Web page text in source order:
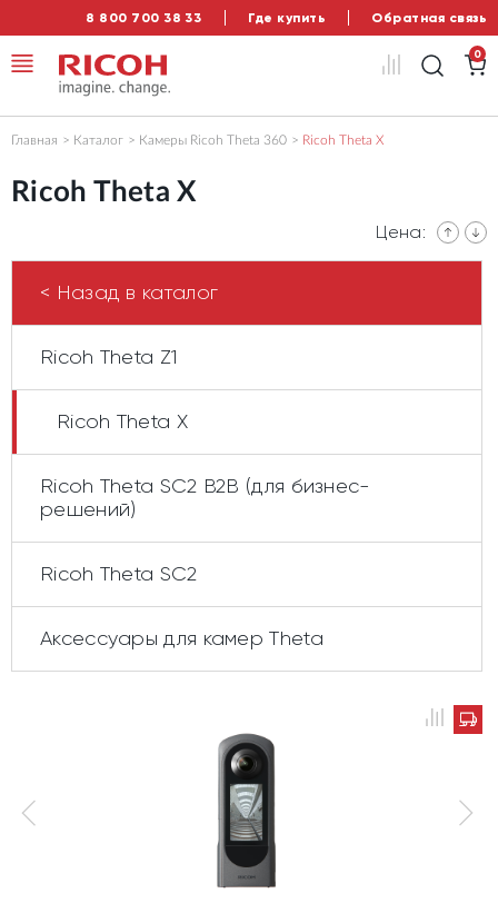
8 800 700 38 33 Где купить Обратная связь
0
Главная Каталог Камеры Ricoh Theta 360 Ricoh Theta X
Ricoh Theta X
Цена:
< Назад в каталог
Ricoh Theta Z1
Ricoh Theta X
Ricoh Theta SC2 B2B (для бизнес-
решений)
Ricoh Theta SC2
Аксессуары для камер Theta